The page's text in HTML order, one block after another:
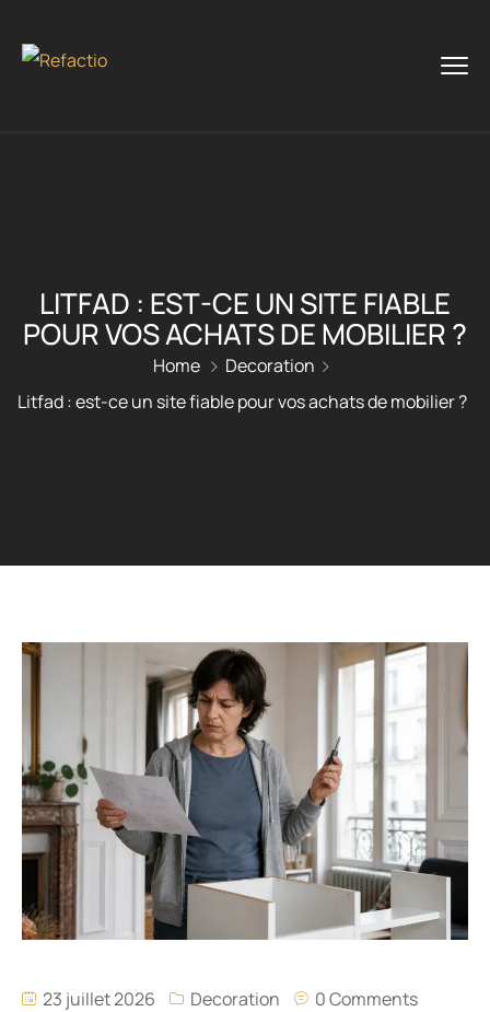
LITFAD : EST-CE UN SITE FIABLE
POUR VOS ACHATS DE MOBILIER ?
Home
Decoration
Litfad : est-ce un site fiable pour vos achats de mobilier ?
23 juillet 2026 Decoration 0 Comments